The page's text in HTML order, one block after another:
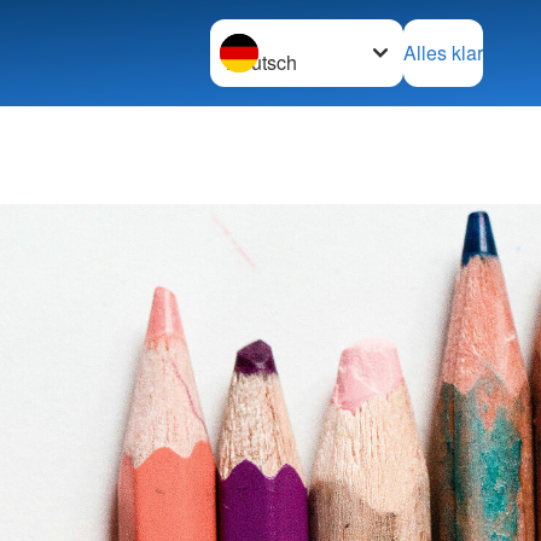
Sprache wechseln zu
Alles klar
& KiTas